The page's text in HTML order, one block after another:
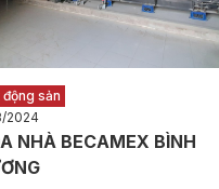
động sản
2024
NHÀ BECAMEX BÌNH